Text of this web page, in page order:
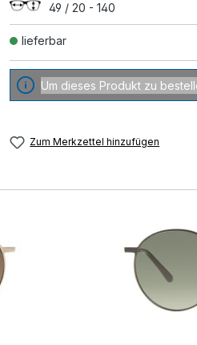
lieferbar
49 / 20 - 140
Um dieses Produkt zu
Zum Merkzettel hinzufügen